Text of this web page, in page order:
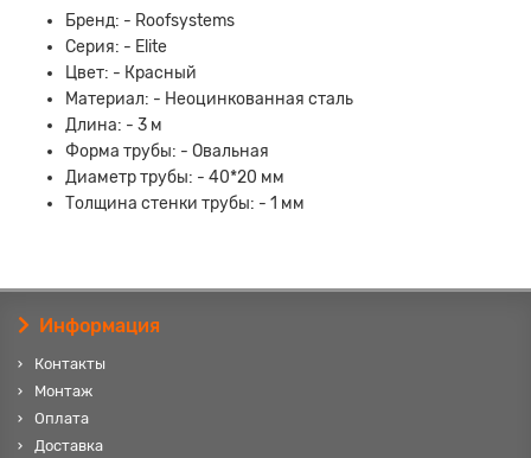
Бренд: - Roofsystems
Серия: - Elite
Цвет: - Красный
Материал: - Неоцинкованная сталь
Длина: - 3 м
Форма трубы: - Овальная
Диаметр трубы: - 40*20 мм
Толщина стенки трубы: - 1 мм
Информация
Контакты
Монтаж
Оплата
Доставка